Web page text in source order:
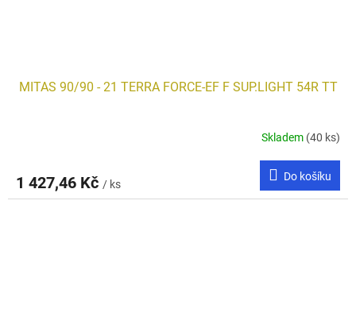
MITAS 90/90 - 21 TERRA FORCE-EF F SUP.LIGHT 54R TT
Skladem (40 ks)
1 427,46 Kč / ks
Do košíku